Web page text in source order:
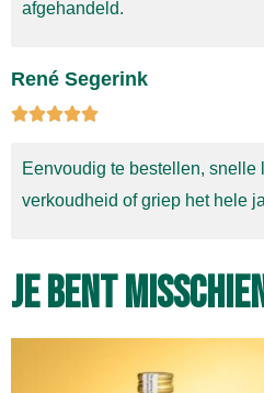
afgehandeld.
René Segerink
Eenvoudig te bestellen, snelle
verkoudheid of griep het hele
Je bent